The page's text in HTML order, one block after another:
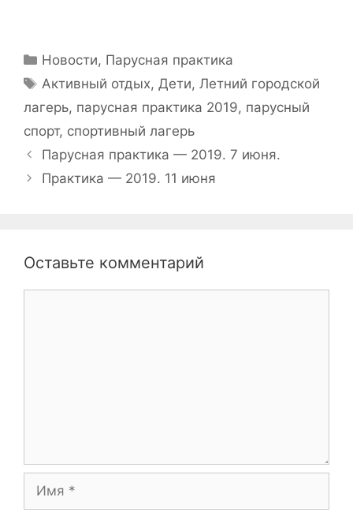
Рубрики
Новости, Парусная практика
Метки
Активный отдых,Дети,Летний городской
лагерь, парусная практика 2019, парусный
спорт, спортивный лагерь
Навигация
записи
Парусная практика — 2019. 7 июня.
Практика — 2019. 11 июня
Оставьте комментарий
Имя